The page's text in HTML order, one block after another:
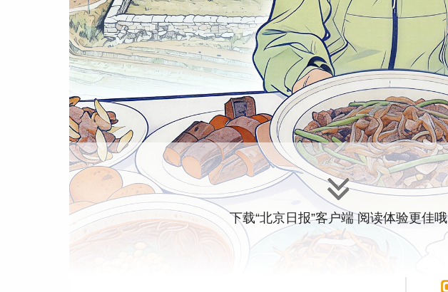
下载“北京日报”客户端 阅读体验更佳哦